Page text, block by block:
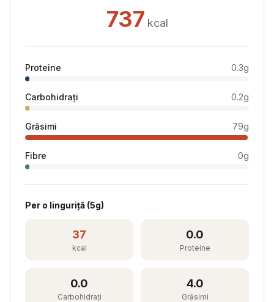
737 kcal
Proteine 0.3g
Carbohidrați 0.2g
Grăsimi 79g
Fibre 0g
Per o linguriță (5g)
37
kcal
0.0
Proteine
0.0
Carbohidrați
4.0
Grăsimi